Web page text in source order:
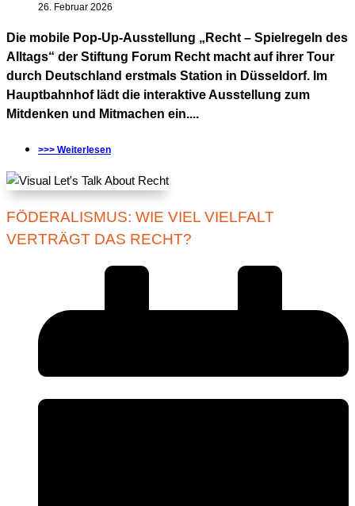
26. Februar 2026
Die mobile Pop-Up-Ausstellung „Recht – Spielregeln des
Alltags“ der Stiftung Forum Recht macht auf ihrer Tour
durch Deutschland erstmals Station in Düsseldorf. Im
Hauptbahnhof lädt die interaktive Ausstellung zum
Mitdenken und Mitmachen ein....
>>> Weiterlesen
FÖDERALISMUS: WIE VIEL VIELFALT
VERTRÄGT DAS RECHT?